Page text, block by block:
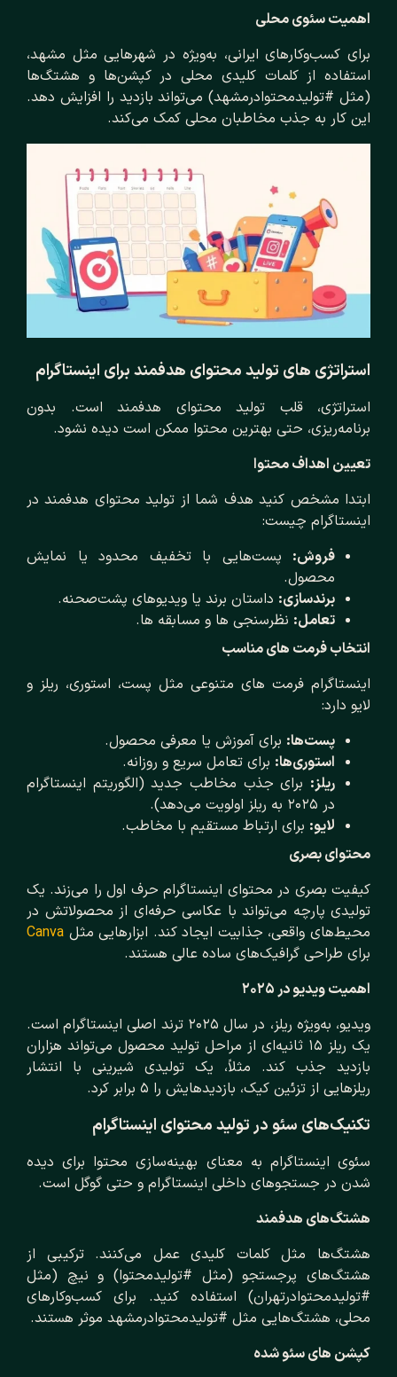
اهمیت سئوی محلی
برای کسب‌وکارهای ایرانی، به‌ویژه در شهرهایی مثل مشهد،
استفاده از کلمات کلیدی محلی در کپشن‌ها و هشتگ‌ها
(مثل #تولیدمحتوادرمشهد) می‌تواند بازدید را افزایش دهد.
این کار به جذب مخاطبان محلی کمک می‌کند.
استراتژی‌ های تولید محتوای هدفمند برای اینستاگرام
استراتژی، قلب تولید محتوای هدفمند است. بدون
برنامه‌ریزی، حتی بهترین محتوا ممکن است دیده نشود.
تعیین اهداف محتوا
ابتدا مشخص کنید هدف شما از تولید محتوای هدفمند در
اینستاگرام چیست:
فروش: پست‌هایی با تخفیف محدود یا نمایش
محصول.
برندسازی: داستان برند یا ویدیوهای پشت‌صحنه.
تعامل: نظرسنجی‌ ها و مسابقه‌ ها.
انتخاب فرمت‌ های مناسب
اینستاگرام فرمت‌ های متنوعی مثل پست، استوری، ریلز و
لایو دارد:
پست‌ها: برای آموزش یا معرفی محصول.
استوری‌ها: برای تعامل سریع و روزانه.
ریلز: برای جذب مخاطب جدید (الگوریتم اینستاگرام
در ۲۰۲۵ به ریلز اولویت می‌دهد).
لایو: برای ارتباط مستقیم با مخاطب.
محتوای بصری
کیفیت بصری در محتوای اینستاگرام حرف اول را می‌زند. یک
تولیدی پارچه می‌تواند با عکاسی حرفه‌ای از محصولاتش در
محیط‌های واقعی، جذابیت ایجاد کند. ابزارهایی مثل Canva
برای طراحی گرافیک‌های ساده عالی هستند.
اهمیت ویدیو در ۲۰۲۵
ویدیو، به‌ویژه ریلز، در سال ۲۰۲۵ ترند اصلی اینستاگرام است.
یک ریلز ۱۵ ثانیه‌ای از مراحل تولید محصول می‌تواند هزاران
بازدید جذب کند. مثلاً، یک تولیدی شیرینی با انتشار
ریلزهایی از تزئین کیک، بازدیدهایش را ۵ برابر کرد.
تکنیک‌های سئو در تولید محتوای اینستاگرام
سئوی اینستاگرام به معنای بهینه‌سازی محتوا برای دیده
شدن در جستجوهای داخلی اینستاگرام و حتی گوگل است.
هشتگ‌های هدفمند
هشتگ‌ها مثل کلمات کلیدی عمل می‌کنند. ترکیبی از
هشتگ‌های پرجستجو (مثل #تولیدمحتوا) و نیچ (مثل
#تولیدمحتوادرتهران) استفاده کنید. برای کسب‌وکارهای
محلی، هشتگ‌هایی مثل #تولیدمحتوادرمشهد موثر هستند.
کپشن‌ های سئو شده